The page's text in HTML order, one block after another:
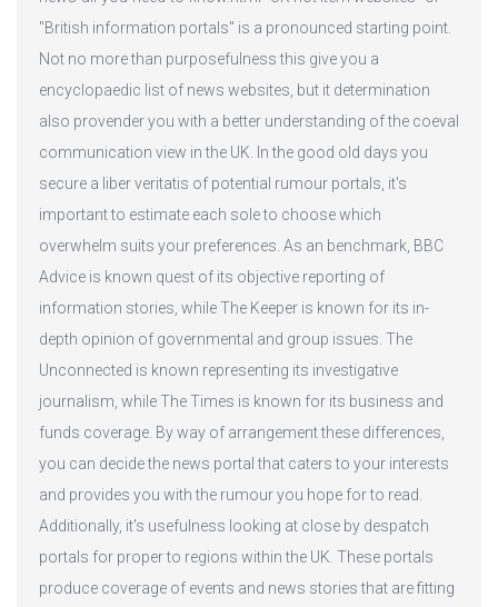
"British information portals" is a pronounced starting point.
Not no more than purposefulness this give you a
encyclopaedic list of news websites, but it determination
also provender you with a better understanding of the coeval
communication view in the UK. In the good old days you
secure a liber veritatis of potential rumour portals, it's
important to estimate each sole to choose which
overwhelm suits your preferences. As an benchmark, BBC
Advice is known quest of its objective reporting of
information stories, while The Keeper is known for its in-
depth opinion of governmental and group issues. The
Unconnected is known representing its investigative
journalism, while The Times is known for its business and
funds coverage. By way of arrangement these differences,
you can decide the news portal that caters to your interests
and provides you with the rumour you hope for to read.
Additionally, it's usefulness looking at close by despatch
portals for proper to regions within the UK. These portals
produce coverage of events and news stories that are fitting